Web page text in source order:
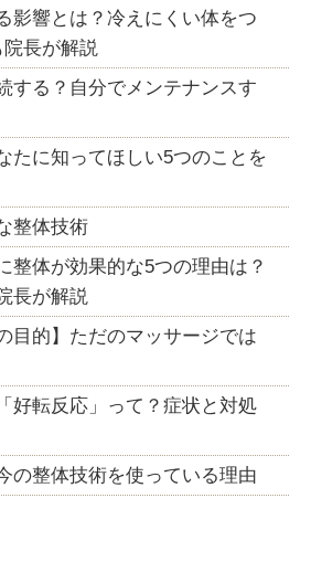
影響とは？冷えにくい体をつ
院長が解説
する？自分でメンテナンスす
たに知ってほしい5つのことを
整体技術
整体が効果的な5つの理由は？
長が解説
目的】ただのマッサージでは
好転反応」って？症状と対処
の整体技術を使っている理由